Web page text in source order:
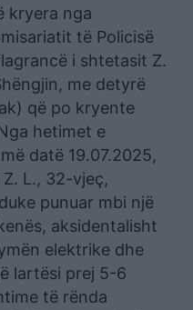
kryera nga
të Policisë
i shtetasit Z.
me detyrë
që po kryente
hetimet e
datë 19.07.2025,
L., 32-vjeç,
punuar mbi një
aksidentalisht
elektrike dhe
lartësi prej 5-6
të rënda